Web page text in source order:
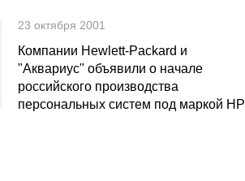
23 октября 2001
Компании Hewlett-Packard и
"Аквариус" объявили о начале
российского производства
персональных систем под маркой НР